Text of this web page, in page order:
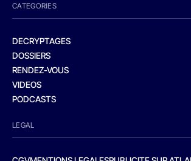
CATEGORIES
DECRYPTAGES
DOSSIERS
RENDEZ-VOUS
VIDEOS
PODCASTS
LEGAL